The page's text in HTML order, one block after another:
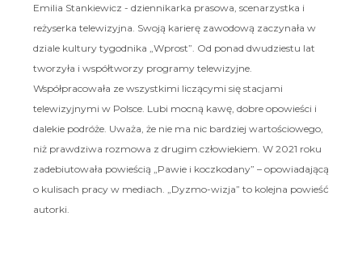
Emilia Stankiewicz - dziennikarka prasowa, scenarzystka i
reżyserka telewizyjna. Swoją karierę zawodową zaczynała w
dziale kultury tygodnika „Wprost”. Od ponad dwudziestu lat
tworzyła i współtworzy programy telewizyjne.
Współpracowała ze wszystkimi liczącymi się stacjami
telewizyjnymi w Polsce. Lubi mocną kawę, dobre opowieści i
dalekie podróże. Uważa, że nie ma nic bardziej wartościowego,
niż prawdziwa rozmowa z drugim człowiekiem. W 2021 roku
zadebiutowała powieścią „Pawie i koczkodany” – opowiadającą
o kulisach pracy w mediach. „Dyzmo-wizja” to kolejna powieść
autorki.